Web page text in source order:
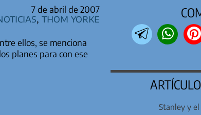
7 de abril de 2007
,Thom Yorke
ellos, se menciona
planes para con ese
Stanley y